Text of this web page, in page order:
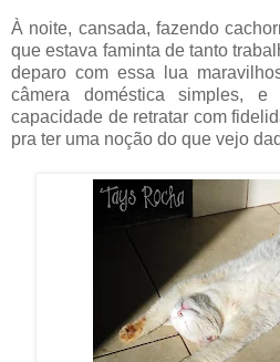
À noite, cansada, fazendo
que estava faminta de tanto
deparo com essa lua
câmera doméstica simples,
capacidade de retratar com
pra ter uma noção do que vejo